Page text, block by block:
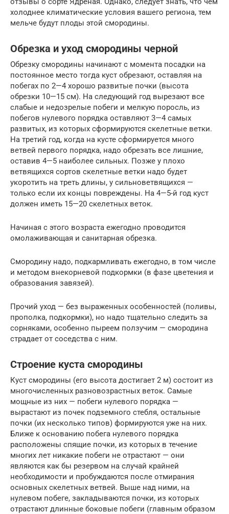
холоднее климатические условия вашего региона, тем
мельче будут плоды этой смородины.
Обрезка и уход смородины черной
Обрезку смородины начинают с момента посадки на
постоянное место тогда куст обрезают, оставляя на
побегах по 2—4 хорошо развитые почки (высота
обрезки 10—15 см). На следующий год вырезают все
слабые и недозрелые побеги и мелкую поросль, из
побегов нулевого порядка оставляют 3—4 самых
развитых, из которых сформируются скелетные ветки.
На третий год, когда на кусте сформируется много
ветвей первого порядка, надо обрезать все лишние,
оставив 4—5 наиболее сильных. Позже у плохо
ветвящихся сортов скелетные ветки надо будет
укоротить на треть длины, у сильноветвящихся —
только если их концы повреждены. На 4—5-й год куст
должен иметь 15—20 скелетных веток.
Начиная с этого возраста ежегодно проводится
омолаживающая и санитарная обрезка.
Смородину надо, подкармливать ежегодно, в том числе
и методом внекорневой подкормки (в фазе цветения и
образования завязей).
Прочий уход — без выраженных особенностей (поливы,
прополка, подкормки), но надо тщательно следить за
сорняками, особенно пыреем ползучим — смородина
страдает от соседства с ним.
Строение куста смородины
Куст смородины (его высота достигает 2 м) состоит из
многочисленных разновозрастных веток. Самые
мощные из них — побеги нулевого порядка —
вырастают из почек подземного стебля, остальные
почки (их несколько типов) формируются уже на них.
Ближе к основанию побега нулевого порядка
расположены спящие почки, из которых в течение
многих лет никакие побеги не отрастают — они
являются как бы резервом на случай крайней
необходимости и пробуждаются после отмирания
основных скелетных ветвей. Выше над ними, на
нулевом побеге, закладываются почки, из которых
отрастают длинные боковые побеги (главным образом